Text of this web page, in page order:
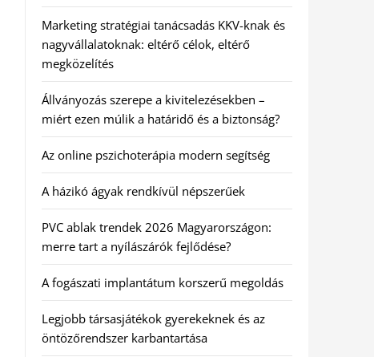
Marketing stratégiai tanácsadás KKV-knak és
nagyvállalatoknak: eltérő célok, eltérő
megközelítés
Állványozás szerepe a kivitelezésekben –
miért ezen múlik a határidő és a biztonság?
Az online pszichoterápia modern segítség
A házikó ágyak rendkívül népszerűek
PVC ablak trendek 2026 Magyarországon:
merre tart a nyílászárók fejlődése?
A fogászati implantátum korszerű megoldás
Legjobb társasjátékok gyerekeknek és az
öntözőrendszer karbantartása